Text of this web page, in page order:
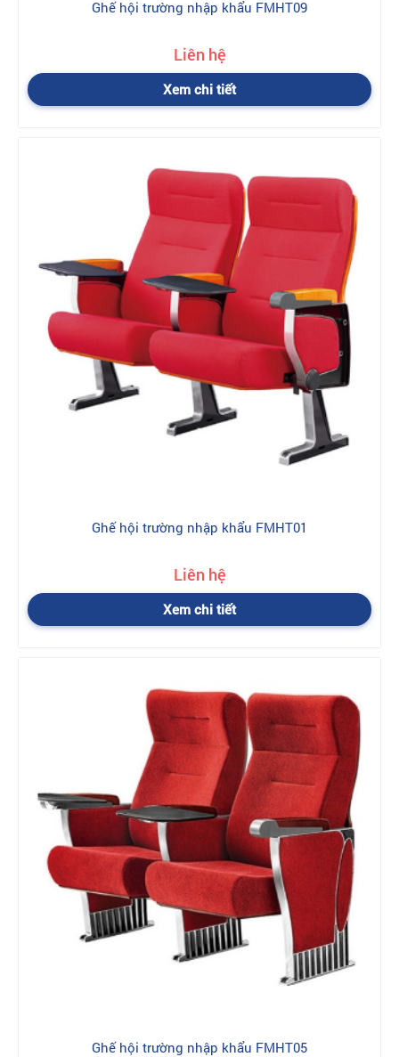
Ghế hội trường nhập khẩu FMHT09
Liên hệ
Xem chi tiết
Ghế hội trường nhập khẩu FMHT01
Liên hệ
Xem chi tiết
Ghế hội trường nhập khẩu FMHT05